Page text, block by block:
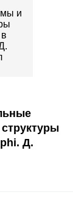
Д.